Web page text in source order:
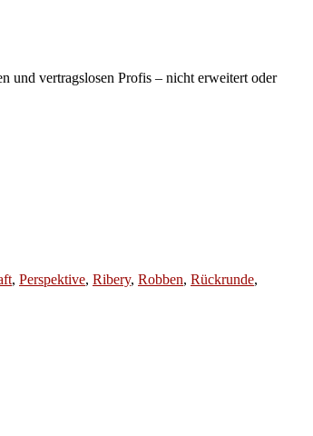
und vertragslosen Profis – nicht erweitert oder
, Perspektive, Ribery, Robben, Rückrunde,